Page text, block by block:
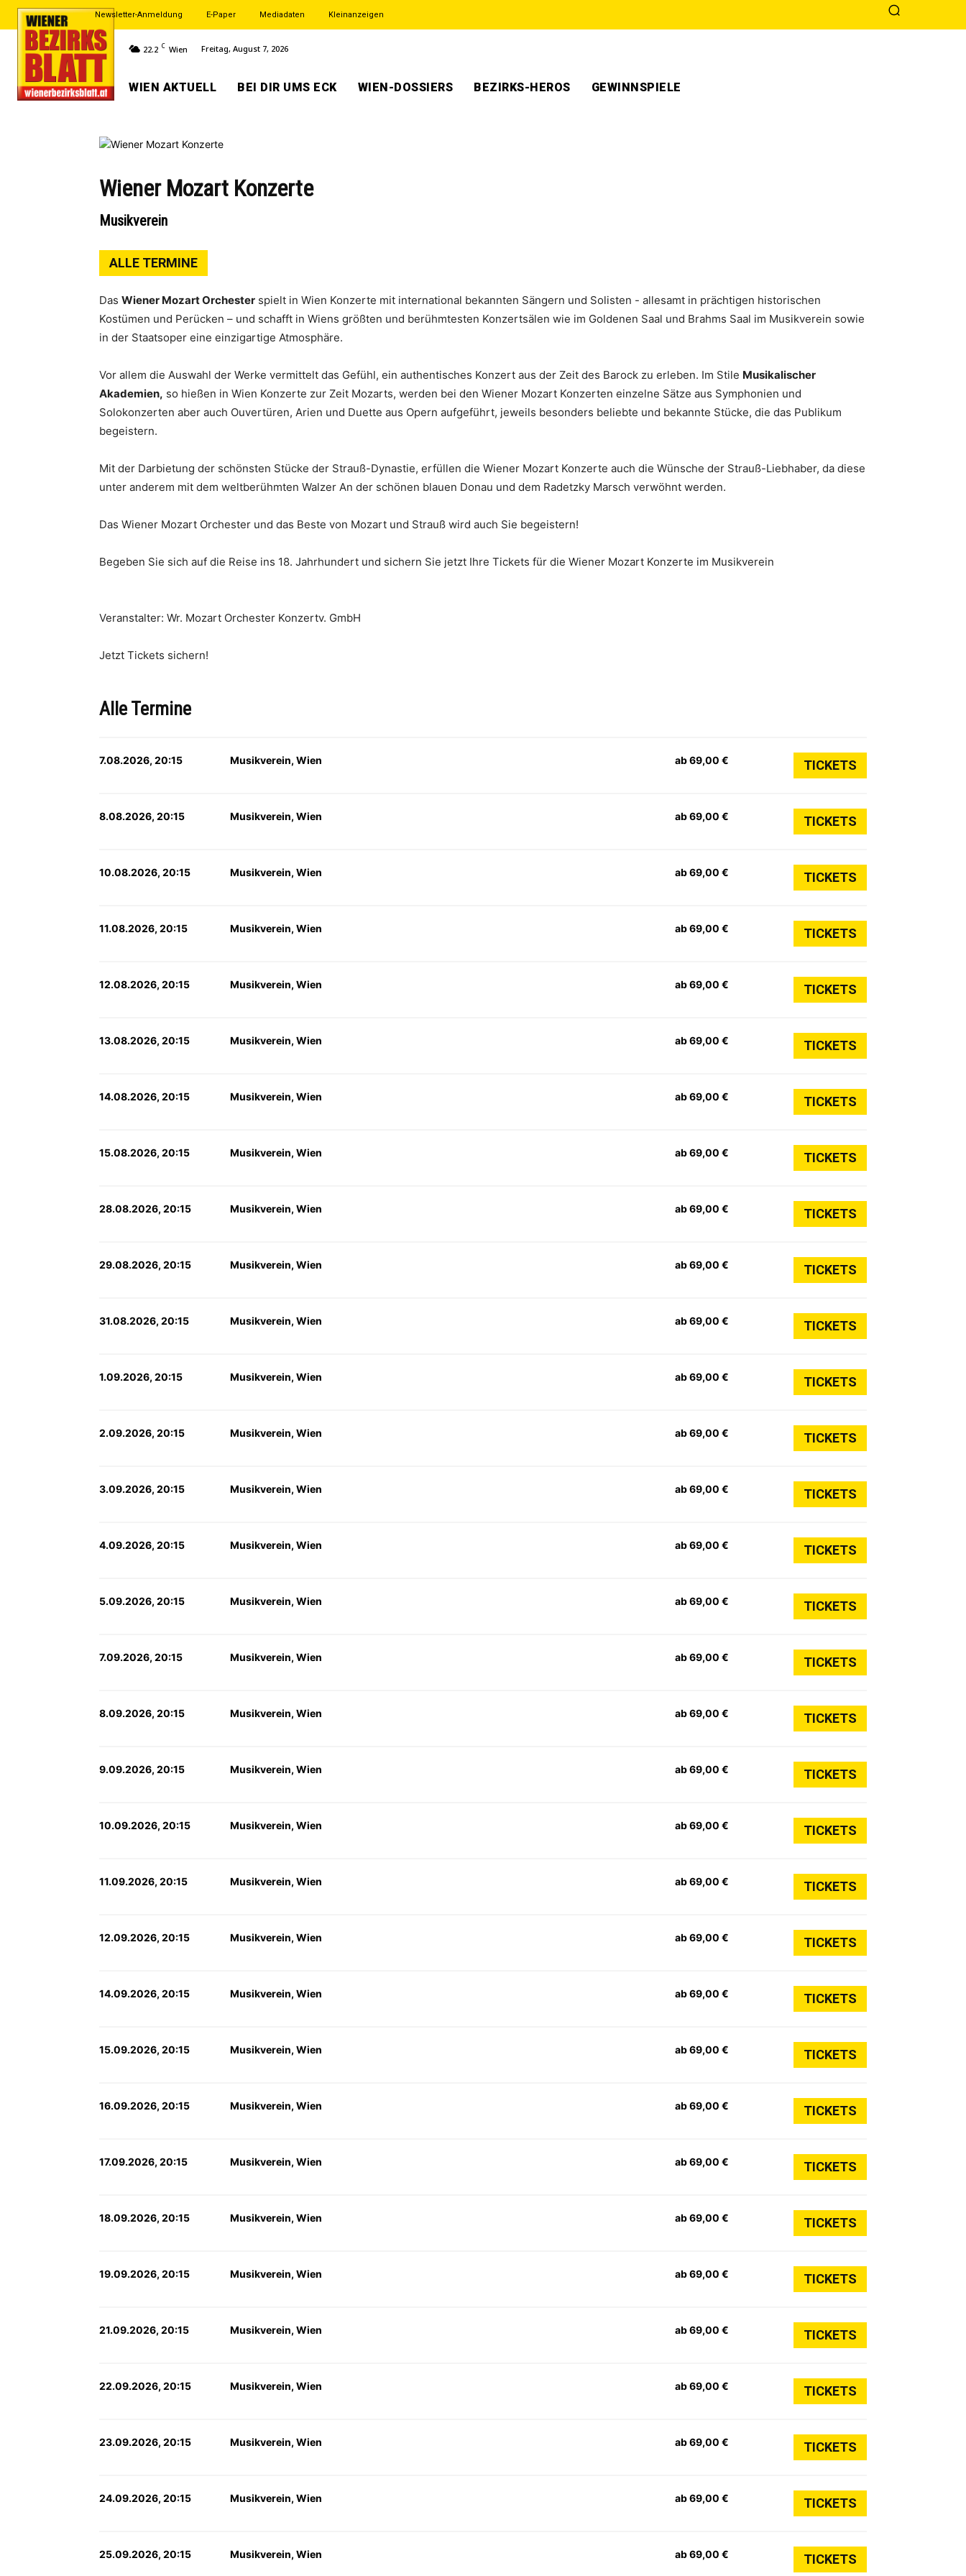
Newsletter-Anmeldung E-Paper Mediadaten Kleinanzeigen
22.2 C Wien Freitag, August 7, 2026
WIEN AKTUELL BEI DIR UMS ECK WIEN-DOSSIERS BEZIRKS-HEROS GEWINNSPIELE
Wiener Mozart Konzerte
Musikverein
ALLE TERMINE
Das Wiener Mozart Orchester spielt in Wien Konzerte mit international bekannten Sängern und Solisten - allesamt in prächtigen historischen
Kostümen und Perücken – und schafft in Wiens größten und berühmtesten Konzertsälen wie im Goldenen Saal und Brahms Saal im Musikverein sowie
in der Staatsoper eine einzigartige Atmosphäre.
Vor allem die Auswahl der Werke vermittelt das Gefühl, ein authentisches Konzert aus der Zeit des Barock zu erleben. Im Stile Musikalischer
Akademien, so hießen in Wien Konzerte zur Zeit Mozarts, werden bei den Wiener Mozart Konzerten einzelne Sätze aus Symphonien und
Solokonzerten aber auch Ouvertüren, Arien und Duette aus Opern aufgeführt, jeweils besonders beliebte und bekannte Stücke, die das Publikum
begeistern.
Mit der Darbietung der schönsten Stücke der Strauß-Dynastie, erfüllen die Wiener Mozart Konzerte auch die Wünsche der Strauß-Liebhaber, da diese
unter anderem mit dem weltberühmten Walzer An der schönen blauen Donau und dem Radetzky Marsch verwöhnt werden.
Das Wiener Mozart Orchester und das Beste von Mozart und Strauß wird auch Sie begeistern!
Begeben Sie sich auf die Reise ins 18. Jahrhundert und sichern Sie jetzt Ihre Tickets für die Wiener Mozart Konzerte im Musikverein
Veranstalter: Wr. Mozart Orchester Konzertv. GmbH
Jetzt Tickets sichern!
Alle Termine
7.08.2026, 20:15 Musikverein, Wien ab 69,00 € TICKETS
8.08.2026, 20:15 Musikverein, Wien ab 69,00 € TICKETS
10.08.2026, 20:15 Musikverein, Wien ab 69,00 € TICKETS
11.08.2026, 20:15 Musikverein, Wien ab 69,00 € TICKETS
12.08.2026, 20:15 Musikverein, Wien ab 69,00 € TICKETS
13.08.2026, 20:15 Musikverein, Wien ab 69,00 € TICKETS
14.08.2026, 20:15 Musikverein, Wien ab 69,00 € TICKETS
15.08.2026, 20:15 Musikverein, Wien ab 69,00 € TICKETS
28.08.2026, 20:15 Musikverein, Wien ab 69,00 € TICKETS
29.08.2026, 20:15 Musikverein, Wien ab 69,00 € TICKETS
31.08.2026, 20:15 Musikverein, Wien ab 69,00 € TICKETS
1.09.2026, 20:15 Musikverein, Wien ab 69,00 € TICKETS
2.09.2026, 20:15 Musikverein, Wien ab 69,00 € TICKETS
3.09.2026, 20:15 Musikverein, Wien ab 69,00 € TICKETS
4.09.2026, 20:15 Musikverein, Wien ab 69,00 € TICKETS
5.09.2026, 20:15 Musikverein, Wien ab 69,00 € TICKETS
7.09.2026, 20:15 Musikverein, Wien ab 69,00 € TICKETS
8.09.2026, 20:15 Musikverein, Wien ab 69,00 € TICKETS
9.09.2026, 20:15 Musikverein, Wien ab 69,00 € TICKETS
10.09.2026, 20:15 Musikverein, Wien ab 69,00 € TICKETS
11.09.2026, 20:15 Musikverein, Wien ab 69,00 € TICKETS
12.09.2026, 20:15 Musikverein, Wien ab 69,00 € TICKETS
14.09.2026, 20:15 Musikverein, Wien ab 69,00 € TICKETS
15.09.2026, 20:15 Musikverein, Wien ab 69,00 € TICKETS
16.09.2026, 20:15 Musikverein, Wien ab 69,00 € TICKETS
17.09.2026, 20:15 Musikverein, Wien ab 69,00 € TICKETS
18.09.2026, 20:15 Musikverein, Wien ab 69,00 € TICKETS
19.09.2026, 20:15 Musikverein, Wien ab 69,00 € TICKETS
21.09.2026, 20:15 Musikverein, Wien ab 69,00 € TICKETS
22.09.2026, 20:15 Musikverein, Wien ab 69,00 € TICKETS
23.09.2026, 20:15 Musikverein, Wien ab 69,00 € TICKETS
24.09.2026, 20:15 Musikverein, Wien ab 69,00 € TICKETS
25.09.2026, 20:15 Musikverein, Wien ab 69,00 € TICKETS